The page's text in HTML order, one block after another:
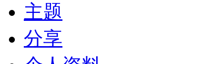
主题
分享